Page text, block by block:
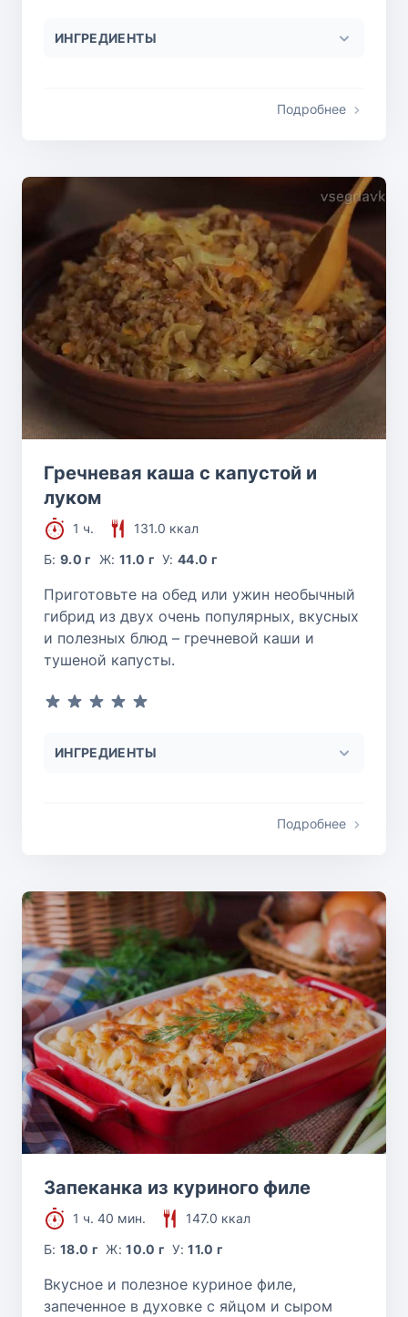
ИНГРЕДИЕНТЫ
Подробнее
Гречневая каша с капустой и
луком
1 ч.
131.0 ккал
Б:9.0 г Ж: 11.0 г У:44.0 г
Приготовьте на обед или ужин необычный
гибрид из двух очень популярных, вкусных
и полезных блюд – гречневой каши и
тушеной капусты.
ИНГРЕДИЕНТЫ
Подробнее
Запеканка из куриного филе
1 ч. 40 мин.
147.0 ккал
Б:18.0 г Ж:10.0 г У:11.0 г
Вкусное и полезное куриное филе,
запеченное в духовке с яйцом и сыром